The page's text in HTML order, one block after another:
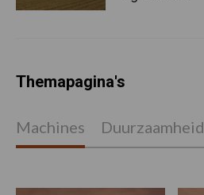
Themapagina's
Machines Duurzaamheid